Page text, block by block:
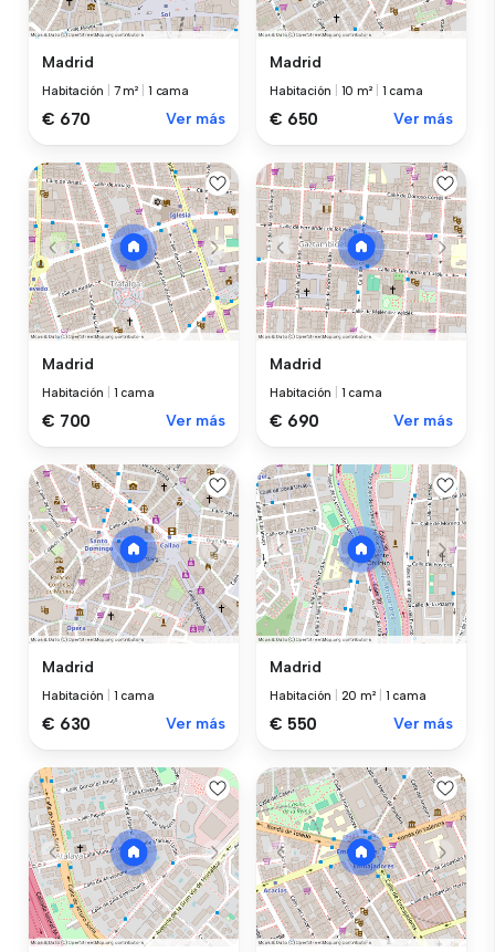
Madrid
Habitación 7 m² 1 cama
€ 670 Ver más
Madrid
Habitación 10 m² 1 cama
€ 650 Ver más
Madrid
Habitación 1 cama
€ 700 Ver más
Madrid
Habitación 1 cama
€ 690 Ver más
Madrid
Habitación 1 cama
€ 630 Ver más
Madrid
Habitación 20 m² 1 cama
€ 550 Ver más